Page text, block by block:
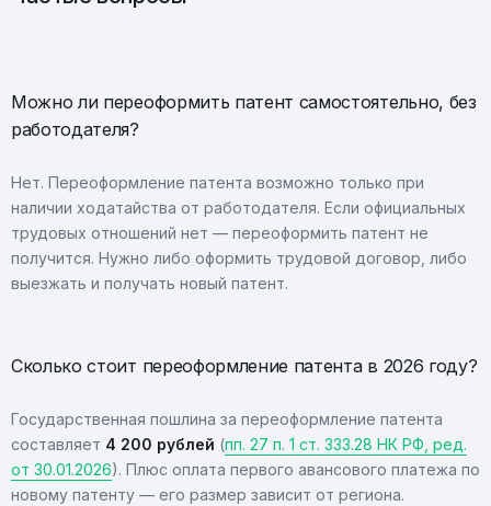
Можно ли переоформить патент самостоятельно, без
работодателя?
Нет. Переоформление патента возможно только при
наличии ходатайства от работодателя. Если официальных
трудовых отношений нет — переоформить патент не
получится. Нужно либо оформить трудовой договор, либо
выезжать и получать новый патент.
Сколько стоит переоформление патента в 2026 году?
Государственная пошлина за переоформление патента
составляет 4 200 рублей (пп. 27 п. 1 ст. 333.28 НК РФ, ред.
от 30.01.2026). Плюс оплата первого авансового платежа по
новому патенту — его размер зависит от региона.